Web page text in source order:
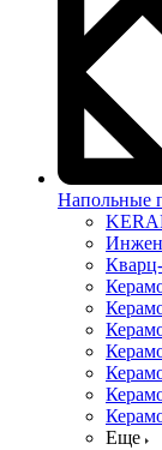
Напольные
Еще